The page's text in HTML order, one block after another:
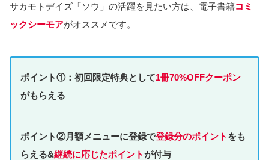
サカモトデイズ「ソウ」の活躍を見たい方は、電子書籍コミ
ックシーモアがオススメです。
ポイント①：初回限定特典として1冊70%OFFクーポン
がもらえる
ポイント②月額メニューに登録で登録分のポイント をも
らえる&継続に応じたポイントが付与